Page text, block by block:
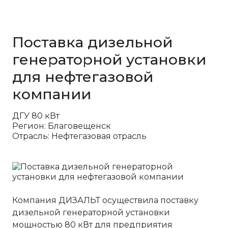
Поставка дизельной
генераторной установки
для нефтегазовой
компании
ДГУ 80 кВт
Регион: Благовещенск
Отрасль: Нефтегазовая отрасль
Компания ДИЗАЛЬТ осуществила поставку
дизельной генераторной установки
мощностью 80 кВт для предприятия